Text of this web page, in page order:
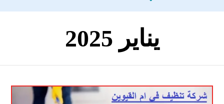
يناير 2025